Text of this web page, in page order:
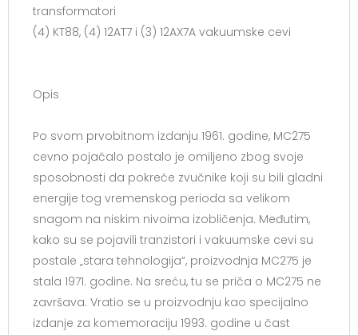
transformatori
(4) KT88, (4) 12AT7 i (3) 12AX7A vakuumske cevi
Opis
Po svom prvobitnom izdanju 1961. godine, MC275
cevno pojačalo postalo je omiljeno zbog svoje
sposobnosti da pokreće zvučnike koji su bili gladni
energije tog vremenskog perioda sa velikom
snagom na niskim nivoima izobličenja. Međutim,
kako su se pojavili tranzistori i vakuumske cevi su
postale „stara tehnologija“, proizvodnja MC275 je
stala 1971. godine. Na sreću, tu se priča o MC275 ne
završava. Vratio se u proizvodnju kao specijalno
izdanje za komemoraciju 1993. godine u čast